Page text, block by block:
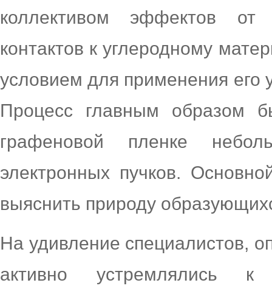
коллективом эффектов от
контактов к углеродному
условием для применения его
Процесс главным образом
графеновой пленке
электронных пучков.
выяснить природу
На удивление специалистов,
активно устремлялись